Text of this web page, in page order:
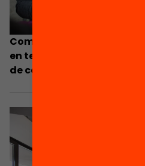
Com treballem les
en temps de pandèmia i
de cara al futur?